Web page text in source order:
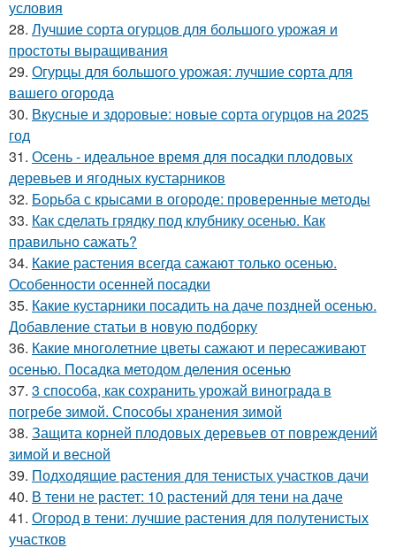
условия
28. Лучшие сорта огурцов для большого урожая и
простоты выращивания
29. Огурцы для большого урожая: лучшие сорта для
вашего огорода
30. Вкусные и здоровые: новые сорта огурцов на 2025
год
31. Осень - идеальное время для посадки плодовых
деревьев и ягодных кустарников
32. Борьба с крысами в огороде: проверенные методы
33. Как сделать грядку под клубнику осенью. Как
правильно сажать?
34. Какие растения всегда сажают только осенью.
Особенности осенней посадки
35. Какие кустарники посадить на даче поздней осенью.
Добавление статьи в новую подборку
36. Какие многолетние цветы сажают и пересаживают
осенью. Посадка методом деления осенью
37. 3 способа, как сохранить урожай винограда в
погребе зимой. Способы хранения зимой
38. Защита корней плодовых деревьев от повреждений
зимой и весной
39. Подходящие растения для тенистых участков дачи
40. В тени не растет: 10 растений для тени на даче
41. Огород в тени: лучшие растения для полутенистых
участков